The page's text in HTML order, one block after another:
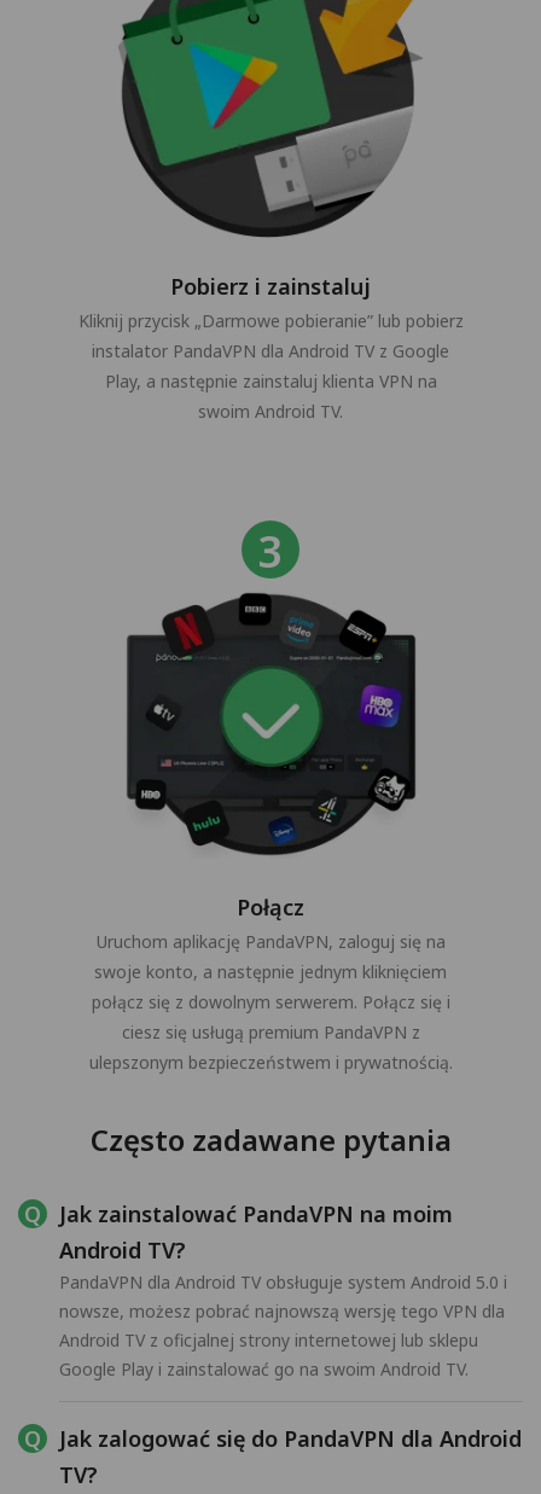
Pobierz i zainstaluj
Kliknij przycisk „Darmowe pobieranie” lub pobierz
instalator PandaVPN dla Android TV z Google
Play, a następnie zainstaluj klienta VPN na
swoim Android TV.
Połącz
Uruchom aplikację PandaVPN, zaloguj się na
swoje konto, a następnie jednym kliknięciem
połącz się z dowolnym serwerem. Połącz się i
ciesz się usługą premium PandaVPN z
ulepszonym bezpieczeństwem i prywatnością.
Często zadawane pytania
Jak zainstalować PandaVPN na moim
Android TV?
PandaVPN dla Android TV obsługuje system Android 5.0 i
nowsze, możesz pobrać najnowszą wersję tego VPN dla
Android TV z oficjalnej strony internetowej lub sklepu
Google Play i zainstalować go na swoim Android TV.
Jak zalogować się do PandaVPN dla Android
TV?